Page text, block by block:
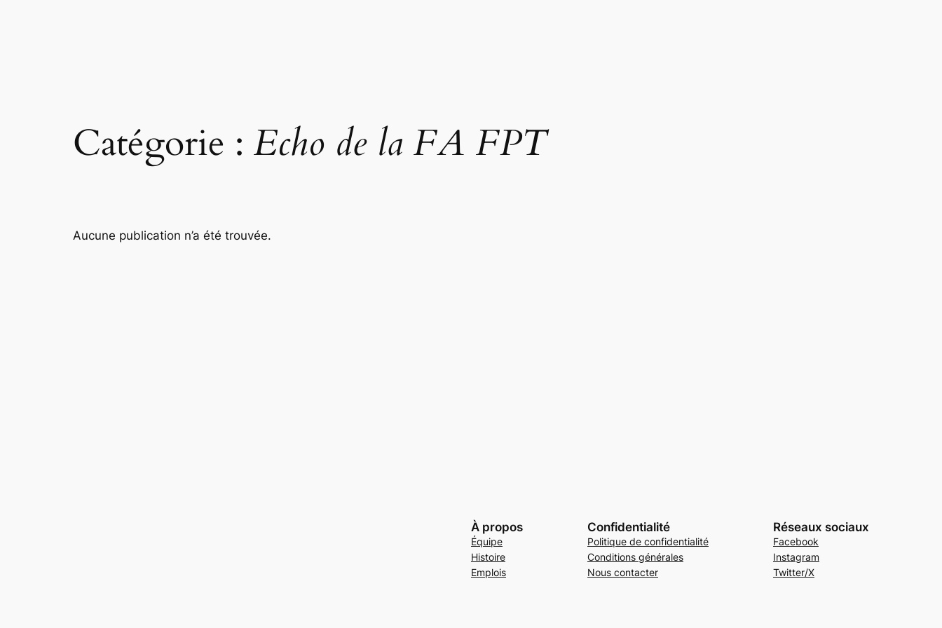
Catégorie : Echo de la FA FPT
Aucune publication n’a été trouvée.
À propos
Équipe
Histoire
Emplois
Confidentialité
Politique de confidentialité
Conditions générales
Nous contacter
Réseaux sociaux
Facebook
Instagram
Twitter/X